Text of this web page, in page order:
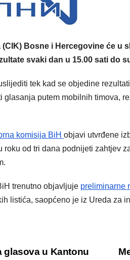
Bosne i Hercegovine će u
svaki dan u 15.00 sati do
tek kad se objedine
glasanja putem mobilnih timova,
komisija BiH objavi utvrđene
roku od tri dana podnijeti zahtjev
trenutno objavljuje preliminarne
listića, saopćeno je iz Ureda za
glasova u Kantonu